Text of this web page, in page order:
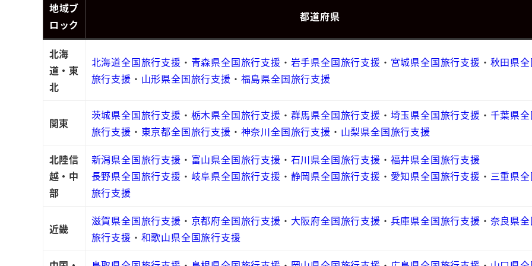
地域ブ
ロック
都道府県
北海
道・東
北
北海道全国旅行支援 ・ 青森県全国旅行支援 ・ 岩手県全国旅行支援 ・ 宮城県全国旅行支援 ・ 秋田県全
旅行支援 ・ 山形県全国旅行支援 ・ 福島県全国旅行支援
関東
茨城県全国旅行支援 ・ 栃木県全国旅行支援 ・ 群馬県全国旅行支援 ・ 埼玉県全国旅行支援 ・ 千葉県全
旅行支援 ・ 東京都全国旅行支援 ・ 神奈川全国旅行支援 ・ 山梨県全国旅行支援
北陸信
越・中
部
新潟県全国旅行支援 ・ 富山県全国旅行支援 ・ 石川県全国旅行支援 ・ 福井県全国旅行支援
長野県全国旅行支援 ・ 岐阜県全国旅行支援 ・ 静岡県全国旅行支援 ・ 愛知県全国旅行支援 ・ 三重県
旅行支援
近畿
滋賀県全国旅行支援 ・ 京都府全国旅行支援 ・ 大阪府全国旅行支援 ・ 兵庫県全国旅行支援 ・ 奈良県全
旅行支援 ・ 和歌山県全国旅行支援